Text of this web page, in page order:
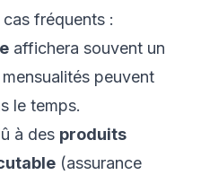
fréquents :
affichera souvent un
peuvent
le temps.
à des produits
(assurance